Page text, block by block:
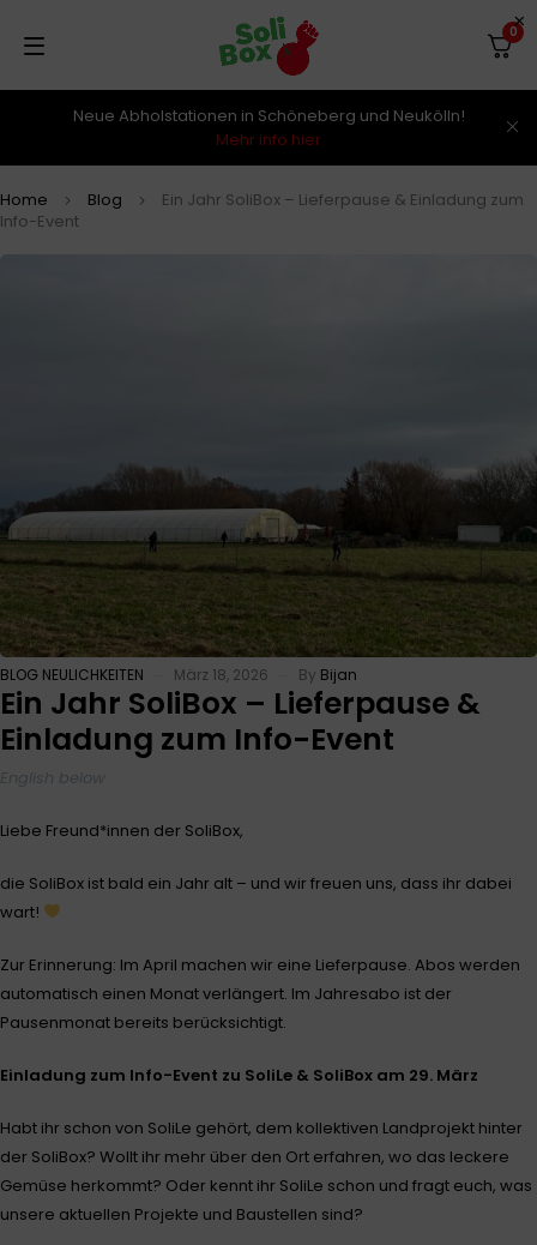
Neue Abholstationen in Schöneberg und Neukölln!
Mehr info hier
0
Home Blog
Ein Jahr SoliBox – Lieferpause & Einladung zum
Info-Event
BLOG NEULICHKEITEN März 18, 2026 By Bijan
Ein Jahr SoliBox – Lieferpause &
Einladung zum Info-Event
English below
Liebe Freund*innen der SoliBox,
die SoliBox ist bald ein Jahr alt – und wir freuen uns, dass ihr dabei
wart!
Zur Erinnerung: Im April machen wir eine Lieferpause. Abos werden
automatisch einen Monat verlängert. Im Jahresabo ist der
Pausenmonat bereits berücksichtigt.
Einladung zum Info-Event zu SoliLe & SoliBox am 29. März
Habt ihr schon von SoliLe gehört, dem kollektiven Landprojekt hinter
der SoliBox? Wollt ihr mehr über den Ort erfahren, wo das leckere
Gemüse herkommt? Oder kennt ihr SoliLe schon und fragt euch, was
unsere aktuellen Projekte und Baustellen sind?